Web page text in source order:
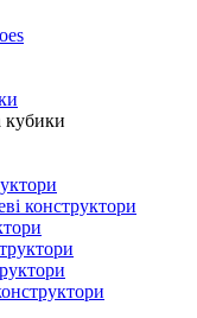
кубики
конструктори